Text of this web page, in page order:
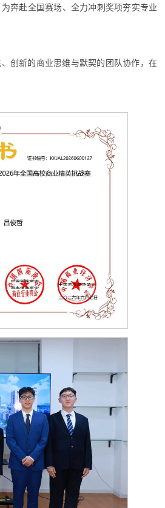
奔赴全国赛场、全力冲刺奖项夯实专业
创新的商业思维与默契的团队协作，在